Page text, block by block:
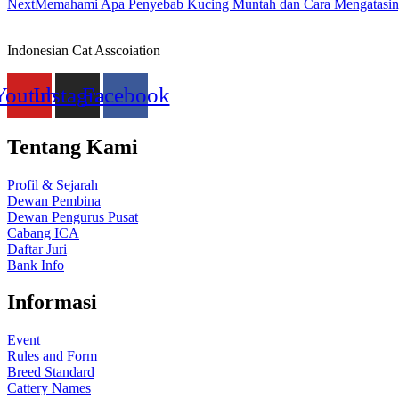
NextMemahami Apa Penyebab Kucing Muntah dan Cara
Indonesian Cat Asscoiation
InstagramFacebook
Tentang Kami
Profil & Sejarah
Dewan Pembina
Dewan Pengurus Pusat
Cabang ICA
Daftar Juri
Bank Info
Informasi
Event
Rules and Form
Breed Standard
Cattery Names